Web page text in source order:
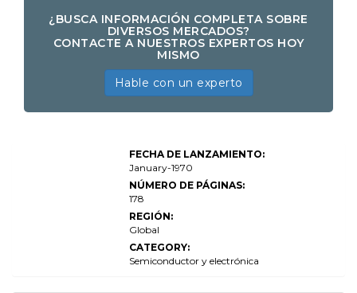
¿BUSCA INFORMACIÓN COMPLETA SOBRE
DIVERSOS MERCADOS?
CONTACTE A NUESTROS EXPERTOS HOY
MISMO
Hable con un experto
FECHA DE LANZAMIENTO:
January-1970
NÚMERO DE PÁGINAS:
178
REGIÓN:
Global
CATEGORY:
Semiconductor y electrónica